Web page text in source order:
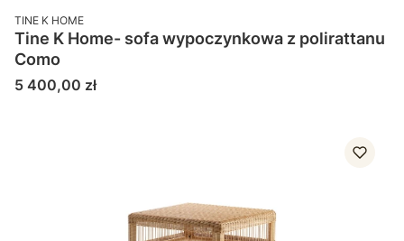
PRODUCENT
TINE K HOME
Tine K Home- sofa wypoczynkowa z polirattanu
Como
Cena
5 400,00 zł